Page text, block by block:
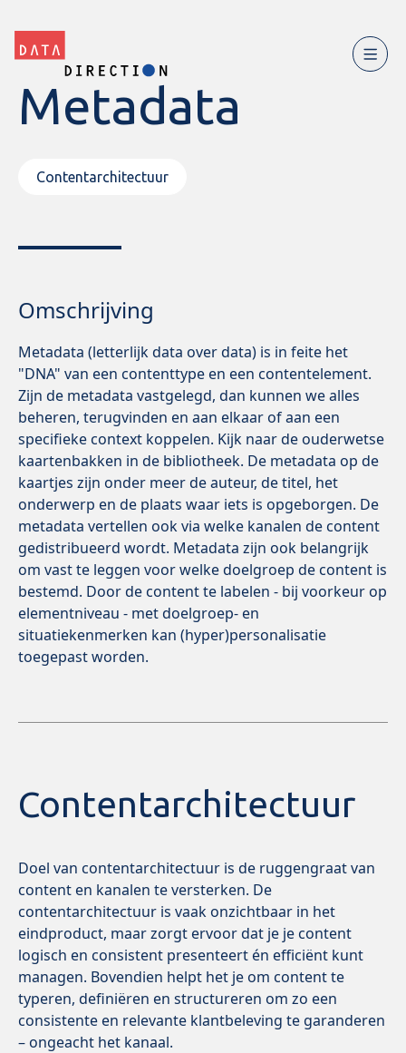
Metadata
Contentarchitectuur
Omschrijving
Metadata (letterlijk data over data) is in feite het
"DNA" van een contenttype en een contentelement.
Zijn de metadata vastgelegd, dan kunnen we alles
beheren, terugvinden en aan elkaar of aan een
specifieke context koppelen. Kijk naar de ouderwetse
kaartenbakken in de bibliotheek. De metadata op de
kaartjes zijn onder meer de auteur, de titel, het
onderwerp en de plaats waar iets is opgeborgen. De
metadata vertellen ook via welke kanalen de content
gedistribueerd wordt. Metadata zijn ook belangrijk
om vast te leggen voor welke doelgroep de content is
bestemd. Door de content te labelen - bij voorkeur op
elementniveau - met doelgroep- en
situatiekenmerken kan (hyper)personalisatie
toegepast worden.
Contentarchitectuur
Doel van contentarchitectuur is de ruggengraat van
content en kanalen te versterken. De
contentarchitectuur is vaak onzichtbaar in het
eindproduct, maar zorgt ervoor dat je je content
logisch en consistent presenteert én efficiënt kunt
managen. Bovendien helpt het je om content te
typeren, definiëren en structureren om zo een
consistente en relevante klantbeleving te garanderen
– ongeacht het kanaal.